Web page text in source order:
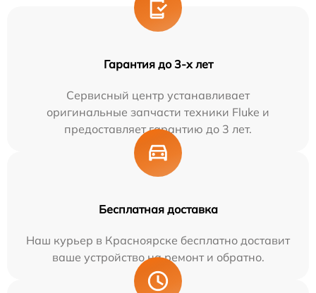
Гарантия до 3-х лет
Сервисный центр устанавливает
оригинальные запчасти техники Fluke и
предоставляет гарантию до 3 лет.
Бесплатная доставка
Наш курьер в Красноярске бесплатно доставит
ваше устройство на ремонт и обратно.